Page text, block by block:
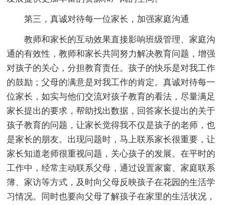
第三，真诚对待每一位家长，加强家庭沟通
教师和家长的互动效果直接影响班级管理、家庭沟
通的有效性，教师和家长共同努力解决教育问题，增强
对孩子的关心，分担教育责任。孩子的快乐是对我工作
的鼓励；父母的满意是对我工作的肯定。真诚对待每一
位家长，如实与他们交流对孩子教育的看法，尽量满足
家长提出的要求，帮助找出数据，回答家长提出的关于
孩子教育的问题，让家长觉得我不仅是孩子的老师，也
是家长的朋友。出现问题时，马上联系家长很重要，让
家长知道老师很重视问题，关心孩子的发展。在平时的
工作中，经常主动联系父母，通过设置家窗、家庭联系
簿、家访等方式，及时向父母反映孩子在花园的生活学
习情况。同时也要向父母了解孩子在家里的生活状况，